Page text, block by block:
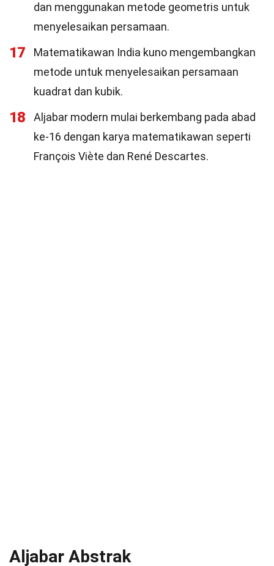
dan menggunakan metode geometris untuk
menyelesaikan persamaan.
17
Matematikawan India kuno mengembangkan
metode untuk menyelesaikan persamaan
kuadrat dan kubik.
18
Aljabar modern mulai berkembang pada abad
ke-16 dengan karya matematikawan seperti
François Viète dan René Descartes.
Aljabar Abstrak